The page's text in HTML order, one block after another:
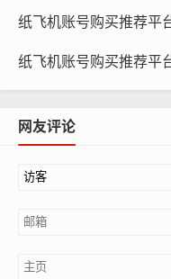
备份账号信息
为了防止账号信息丢
式可以是将信息保存到
网友评论